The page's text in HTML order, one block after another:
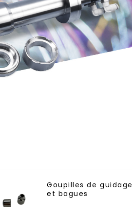
Goupilles de guidage
et bagues